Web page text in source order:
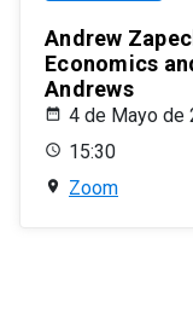
Andrew
Economics
Andrews
4 de Mayo de
15:30
Zoom